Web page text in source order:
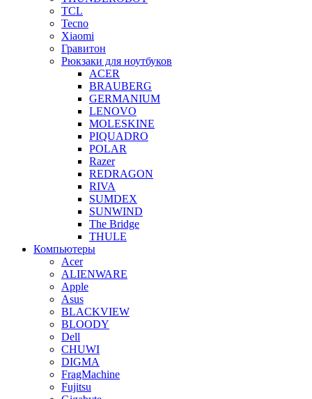
TCL
Tecno
Xiaomi
Гравитон
Рюкзаки для ноутбуков
ACER
BRAUBERG
GERMANIUM
LENOVO
MOLESKINE
PIQUADRO
POLAR
Razer
REDRAGON
RIVA
SUMDEX
SUNWIND
The Bridge
THULE
Компьютеры
Acer
ALIENWARE
Apple
Asus
BLACKVIEW
BLOODY
Dell
CHUWI
DIGMA
FragMachine
Fujitsu